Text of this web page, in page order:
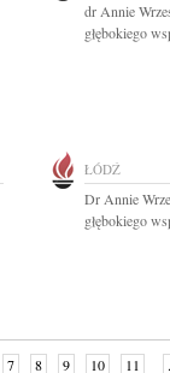
dr Annie
głębokiego
ŁÓDŹ
Dr Annie
głębokiego
7 8 9 10 11